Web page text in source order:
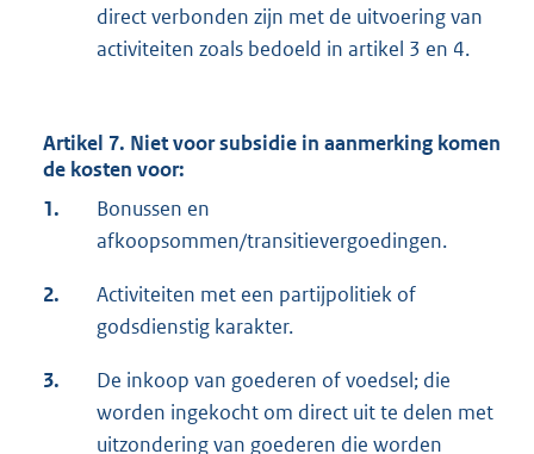
direct verbonden zijn met de uitvoering van
activiteiten zoals bedoeld in artikel 3 en 4.
Artikel 7. Niet voor subsidie in aanmerking komen
de kosten voor:
1.
Bonussen en
afkoopsommen/transitievergoedingen.
2.
Activiteiten met een partijpolitiek of
godsdienstig karakter.
3.
De inkoop van goederen of voedsel; die
worden ingekocht om direct uit te delen met
uitzondering van goederen die worden